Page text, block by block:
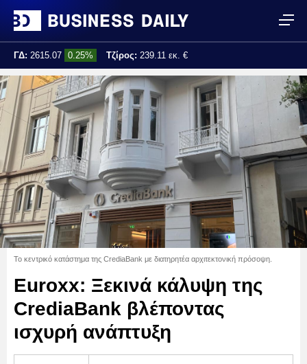
ΓΔ: 2615.07 0.25% Τζίρος: 239.11 εκ. €
Τελ. ενημέρωση: 17:25:01
Το κεντρικό κατάστημα της CrediaBank με διατηρητέα αρχιτεκτονική πρόσοψη.
Euroxx: Ξεκινά κάλυψη της
CrediaBank βλέποντας
ισχυρή ανάπτυξη